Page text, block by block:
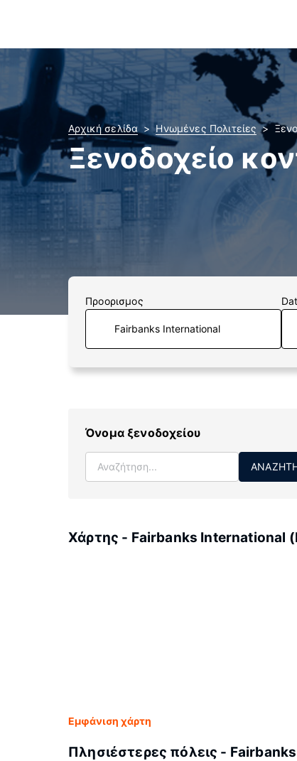
Αρχική σελίδα Ηνωμένες Πολιτείες
Ξενοδοχείο
Προορισμος
Όνομα ξενοδοχείου
Χάρτης - Fairbanks International
Εμφάνιση χάρτη
Πλησιέστερες πόλεις - Fairbanks